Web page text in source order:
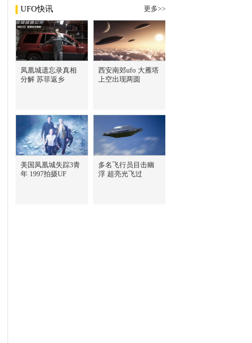
UFO快讯 更多>>
凤凰城遗忘录真相
分解 苏菲返乡
西安南郊ufo 大雁塔
上空出现两圆
美国凤凰城失踪3青
年 1997拍摄UF
多名飞行员目击幽
浮 超亮光飞过